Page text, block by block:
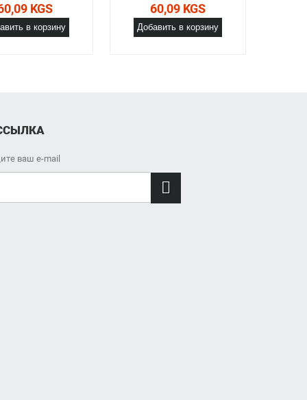
KGS
в корзину
60,09 KGS
Добавить в корзину
ваш e-mail
